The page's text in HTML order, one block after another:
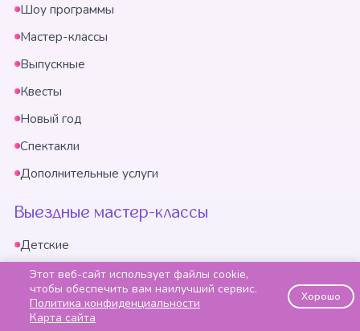
Шоу программы
Мастер-классы
Выпускные
Квесты
Новый год
Спектакли
Дополнительные услуги
Выездные мастер-классы
Детские
Для взрослых
Кулинарные
В детских садах
Этот веб-сайт использует файлы cookie,
чтобы обеспечить вам наилучший сервис.
Политика конфиденциальности
Карта сайта
Хорошо